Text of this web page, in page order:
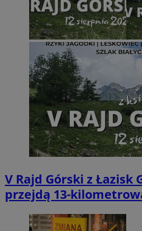
V Rajd Górski z Łazisk
przejdą 13-